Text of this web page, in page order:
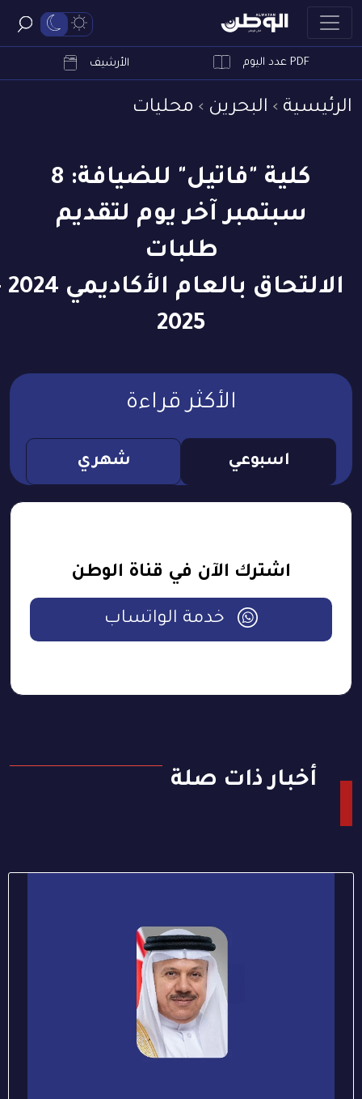
PDF عدد اليوم الأرشيف
الرئيسية البحرين محليات
كلية "فاتيل" للضيافة: 8
سبتمبر آخر يوم لتقديم
طلبات
2025
الأكثر قراءة
اسبوعي شهري
اشترك الآن في قناة الوطن
خدمة الواتساب
أخبار ذات صلة